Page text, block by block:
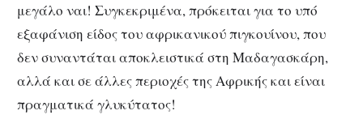
μεγάλο ναι! Συγκεκριμένα, πρόκειται για το υπό
εξαφάνιση είδος του αφρικανικού πιγκουίνου, που
δεν συναντάται αποκλειστικά στη Μαδαγασκάρη,
αλλά και σε άλλες περιοχές της Αφρικής και είναι
πραγματικά γλυκύτατος!